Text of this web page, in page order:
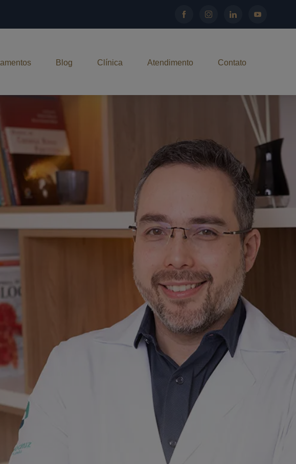
Blog Clínica Atendimento Contato